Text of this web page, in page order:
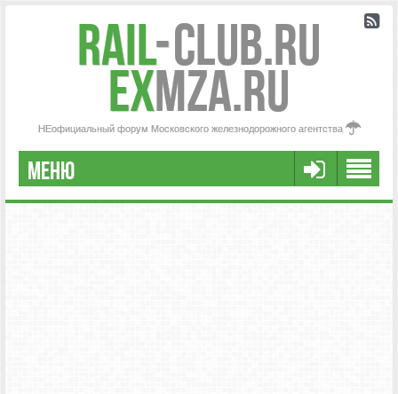
Rail-Club.RU
exMZA.RU
НЕофициальный форум Московского железнодорожного агентства
МЕНЮ
РЕГИСТРАЦИЯ